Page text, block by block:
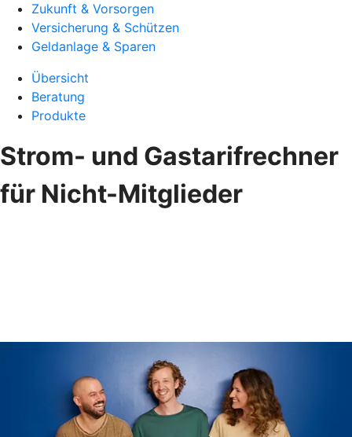
Zukunft & Vorsorgen
Versicherung & Schützen
Geldanlage & Sparen
Übersicht
Beratung
Produkte
Strom- und Gastarifrechner
für Nicht-Mitglieder